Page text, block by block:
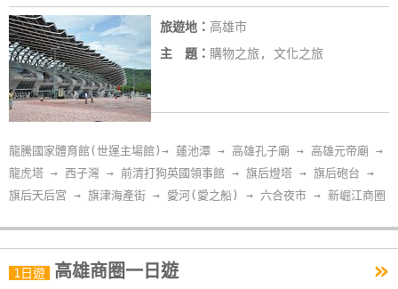
旅遊地： 高雄市
主 題： 購物之旅, 文化之旅
龍騰國家體育館(世運主場館)→ 蓮池潭 → 高雄孔子廟 → 高雄元帝廟 →
龍虎塔 → 西子灣 → 前清打狗英國領事館 → 旗后燈塔 → 旗后砲台 →
旗后天后宮 → 旗津海產街 → 愛河(愛之船) → 六合夜市 → 新崛江商圈
1日遊 高雄商圈一日遊 »